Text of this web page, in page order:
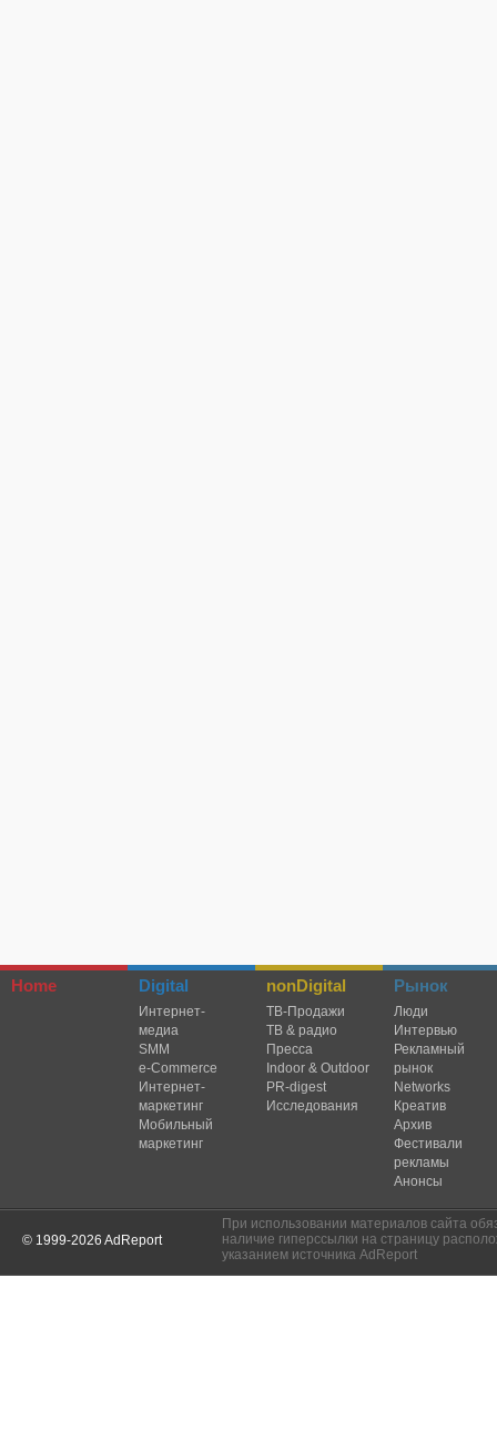
Home Digital
Интернет-
медиа
SMM
e-Commerce
Интернет-
маркетинг
Мобильный
маркетинг
nonDigital
TВ-Продажи
ТВ & радио
Пресса
Indoor & Outdoor
PR-digest
Исследования
Рынок
Люди
Интервью
Рекламный
рынок
Networks
Креатив
Архив
Фестивали
рекламы
Анонсы
© 1999-2026 AdReport
При использовании материалов сайта
наличие гиперссылки на страницу
указанием источника AdReport